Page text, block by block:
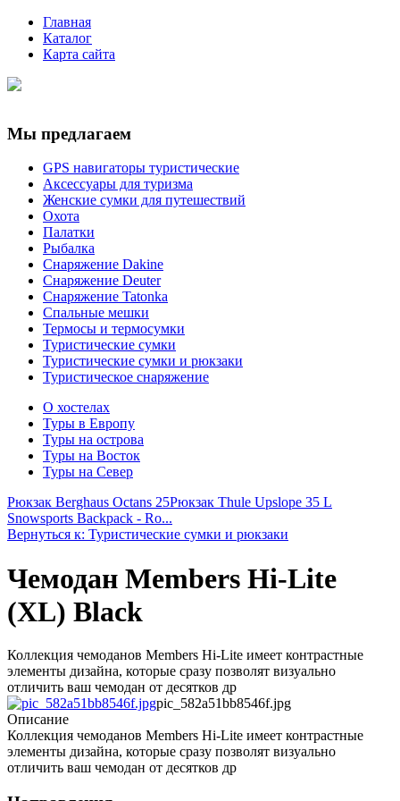
Главная
Каталог
Карта сайта
Мы предлагаем
GPS навигаторы туристические
Аксессуары для туризма
Женские сумки для путешествий
Охота
Палатки
Рыбалка
Снаряжение Dakine
Снаряжение Deuter
Снаряжение Tatonka
Спальные мешки
Термосы и термосумки
Туристические сумки
Туристические сумки и рюкзаки
Туристическое снаряжение
О хостелах
Туры в Европу
Туры на острова
Туры на Восток
Туры на Север
Рюкзак Berghaus Octans 25Рюкзак Thule Upslope 35 L
Snowsports Backpack - Ro...
Вернуться к: Туристические сумки и рюкзаки
Чемодан Members Hi-Lite
(XL) Black
Коллекция чемоданов Members Hi-Lite имеет контрастные
элементы дизайна, которые сразу позволят визуально
отличить ваш чемодан от десятков др
pic_582a51bb8546f.jpg
Описание
Коллекция чемоданов Members Hi-Lite имеет контрастные
элементы дизайна, которые сразу позволят визуально
отличить ваш чемодан от десятков др